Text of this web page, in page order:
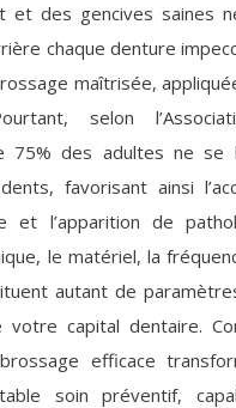
et des gencives saines
chaque denture
maîtrisée,
selon
75% des adultes ne se
favorisant ainsi
et l’apparition de
le matériel, la
autant de
capital dentaire.
brossage efficace
soin préventif,